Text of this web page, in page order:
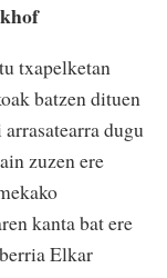
txapelketan
batzen dituen
dugu
zuzen ere
kanta bat ere
Elkar